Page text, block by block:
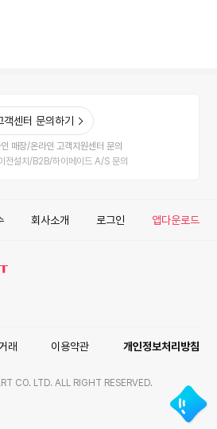
객센터 문의하기
매장/온라인 고객지원센터 문의
전설치/B2B/하이메이드 A/S 문의
회사소개 로그인 앱다운로드
래 이용약관 개인정보처리방침
CO. LTD. ALL RIGHT RESERVED.